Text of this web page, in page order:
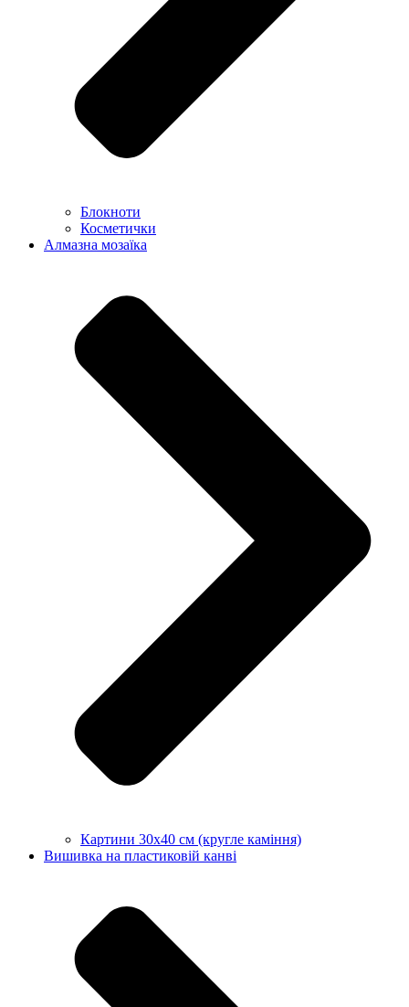
Блокноти
Косметички
Алмазна мозаїка
Картини 30х40 см (кругле каміння)
Вишивка на пластиковій канві